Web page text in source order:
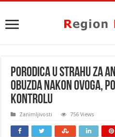
PORODICA U STRAHU
obuzda nakon ovoga,
kontrolu
Zanimljivosti 756 Views